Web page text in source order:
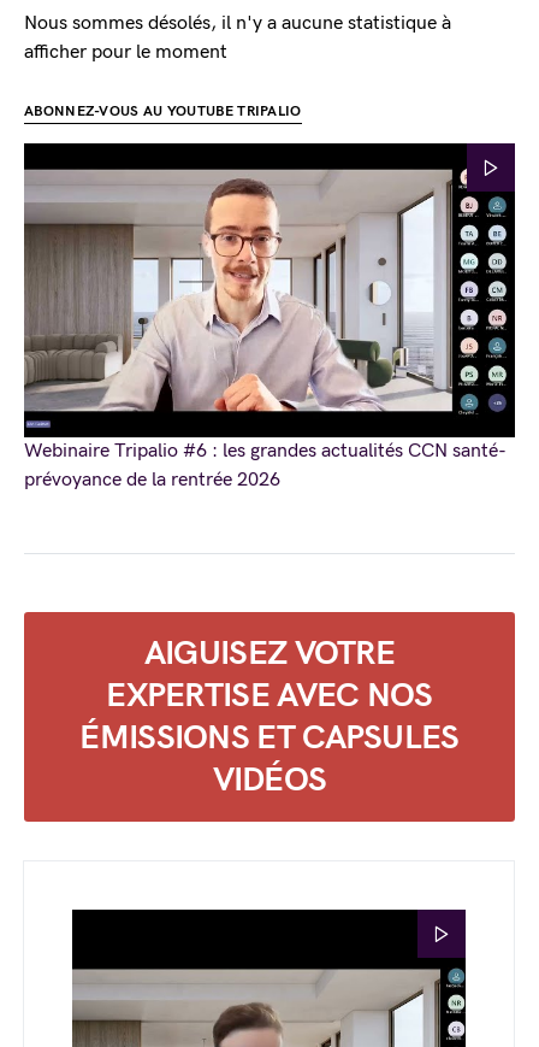
AIGUISEZ VOTRE
EXPERTISE AVEC NOS
ÉMISSIONS ET CAPSULES
VIDÉOS
Nous sommes désolés, il n'y a aucune statistique à
afficher pour le moment
ABONNEZ-VOUS AU YOUTUBE TRIPALIO
Webinaire Tripalio #6 : les grandes actualités CCN santé-
prévoyance de la rentrée 2026